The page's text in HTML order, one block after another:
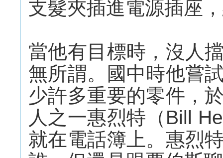
支髮夾插進電源插座
當他有目標時，沒人
無所謂。國中時他嘗
少許多重要的零件，
人之一惠烈特（Bill
就在電話簿上。惠烈